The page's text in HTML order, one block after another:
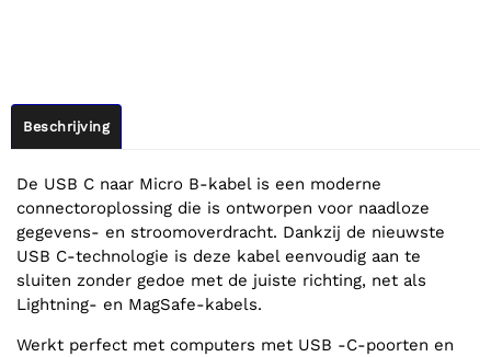
Beschrijving
De USB C naar Micro B-kabel is een moderne
connectoroplossing die is ontworpen voor naadloze
gegevens- en stroomoverdracht. Dankzij de nieuwste
USB C-technologie is deze kabel eenvoudig aan te
sluiten zonder gedoe met de juiste richting, net als
Lightning- en MagSafe-kabels.
Werkt perfect met computers met USB -C-poorten en